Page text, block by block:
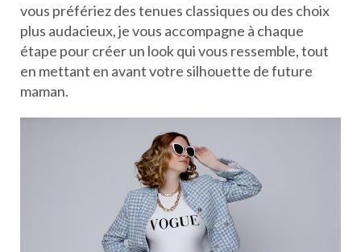
vous préfériez des tenues classiques ou des choix
plus audacieux, je vous accompagne à chaque
étape pour créer un look qui vous ressemble, tout
en mettant en avant votre silhouette de future
maman.